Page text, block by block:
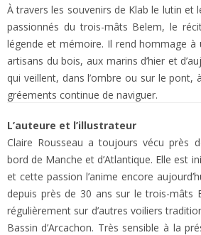
À travers les souvenirs de Klab le lutin et
passionnés du trois-mâts Belem, le
légende et mémoire. Il rend hommage à
artisans du bois, aux marins d’hier et
qui veillent, dans l’ombre ou sur le pont,
gréements continue de naviguer.
L’auteure et l’illustrateur
Claire Rousseau a toujours vécu près
bord de Manche et d’Atlantique. Elle est
et cette passion l’anime encore
depuis près de 30 ans sur le trois-mâts
régulièrement sur d’autres voiliers
Bassin d’Arcachon. Très sensible à la